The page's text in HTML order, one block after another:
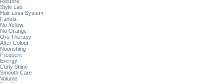
Style Lab
Hair Loss System
Fanola
No Yellow
No Orange
Oro Therapy
After Colour
Nourishing
Frequent
Energy
Curly Shine
Smooth Care
Volume